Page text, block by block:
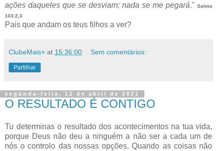
ações daqueles que se desviam; nada se me pegará." Salmo
103:2,3
Pais que andam os teus filhos a ver?
ClubeMais+ at 15:36:00 Sem comentários:
Partilhar
segunda-feira, 12 de abril de 2021
O RESULTADO É CONTIGO
Tu determinas o resultado dos acontecimentos na tua vida,
porque Deus não deu a ninguém a não ser a cada um de
nós o controlo das nossas opções. Quando as coisas não